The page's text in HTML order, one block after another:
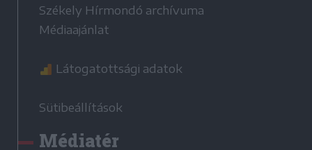
Székely Hírmondó archívuma
Médiaajánlat
Látogatottsági adatok
Sütibeállítások
Médiatér